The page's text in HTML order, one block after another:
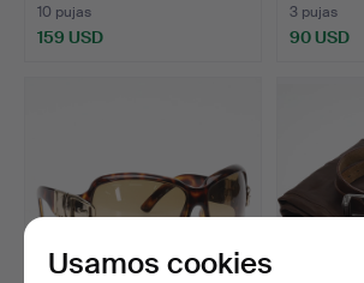
10 pujas
159 USD
3 pujas
90 USD
Usamos cookies